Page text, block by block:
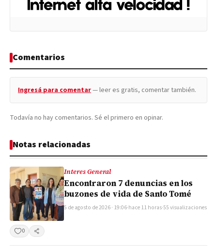
Comentarios
Ingresá para comentar— leer es gratis, comentar también.
Todavía no hay comentarios. Sé el primero en opinar.
Notas relacionadas
Interes General
Encontraron 7 denuncias en los
buzones de vida de Santo Tomé
5 de agosto de 2026 · 19:06·hace 11 horas·55 visualizaciones
0 Compartir